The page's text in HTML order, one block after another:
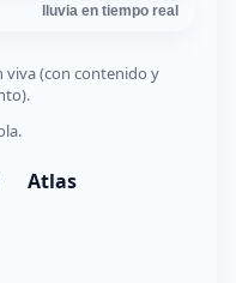
lluvia en tiempo real
viva (con contenido y
Atlas